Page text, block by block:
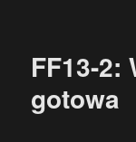
FF13-2:
gotowa